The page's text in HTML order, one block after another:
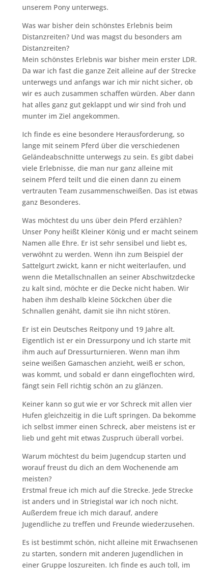
unserem Pony unterwegs.
Was war bisher dein schönstes Erlebnis beim
Distanzreiten? Und was magst du besonders am
Distanzreiten?
Mein schönstes Erlebnis war bisher mein erster LDR.
Da war ich fast die ganze Zeit alleine auf der Strecke
unterwegs und anfangs war ich mir nicht sicher, ob
wir es auch zusammen schaffen würden. Aber dann
hat alles ganz gut geklappt und wir sind froh und
munter im Ziel angekommen.
Ich finde es eine besondere Herausforderung, so
lange mit seinem Pferd über die verschiedenen
Geländeabschnitte unterwegs zu sein. Es gibt dabei
viele Erlebnisse, die man nur ganz alleine mit
seinem Pferd teilt und die einen dann zu einem
vertrauten Team zusammenschweißen. Das ist etwas
ganz Besonderes.
Was möchtest du uns über dein Pferd erzählen?
Unser Pony heißt Kleiner König und er macht seinem
Namen alle Ehre. Er ist sehr sensibel und liebt es,
verwöhnt zu werden. Wenn ihn zum Beispiel der
Sattelgurt zwickt, kann er nicht weiterlaufen, und
wenn die Metallschnallen an seiner Abschwitzdecke
zu kalt sind, möchte er die Decke nicht haben. Wir
haben ihm deshalb kleine Söckchen über die
Schnallen genäht, damit sie ihn nicht stören.
Er ist ein Deutsches Reitpony und 19 Jahre alt.
Eigentlich ist er ein Dressurpony und ich starte mit
ihm auch auf Dressurturnieren. Wenn man ihm
seine weißen Gamaschen anzieht, weiß er schon,
was kommt, und sobald er dann eingeflochten wird,
fängt sein Fell richtig schön an zu glänzen.
Keiner kann so gut wie er vor Schreck mit allen vier
Hufen gleichzeitig in die Luft springen. Da bekomme
ich selbst immer einen Schreck, aber meistens ist er
lieb und geht mit etwas Zuspruch überall vorbei.
Warum möchtest du beim Jugendcup starten und
worauf freust du dich an dem Wochenende am
meisten?
Erstmal freue ich mich auf die Strecke. Jede Strecke
ist anders und in Striegistal war ich noch nicht.
Außerdem freue ich mich darauf, andere
Jugendliche zu treffen und Freunde wiederzusehen.
Es ist bestimmt schön, nicht alleine mit Erwachsenen
zu starten, sondern mit anderen Jugendlichen in
einer Gruppe loszureiten. Ich finde es auch toll, im